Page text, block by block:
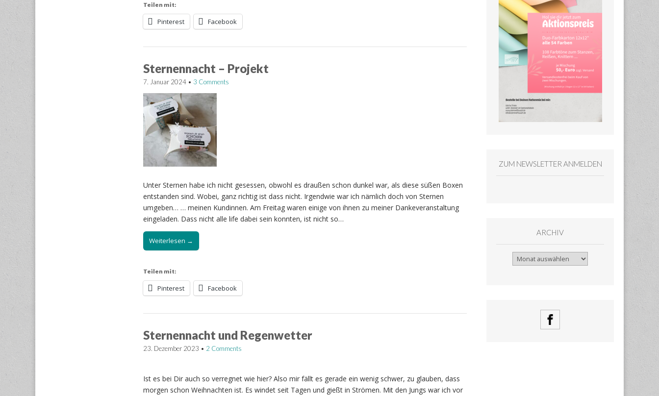
Teilen mit:
Pinterest Facebook
Sternennacht – Projekt
7. Januar 2024• 3 Comments
Unter Sternen habe ich nicht gesessen, obwohl es draußen schon dunkel war, als diese süßen Boxen
entstanden sind. Wobei, ganz richtig ist dass nicht. Irgendwie war ich nämlich doch von Sternen
umgeben… … meinen Kundinnen. Am Freitag waren einige von ihnen zu meiner Dankeveranstaltung
eingeladen. Dass nicht alle life dabei sein konnten, ist nicht so…
Weiterlesen →
Teilen mit:
Pinterest Facebook
Sternennacht und Regenwetter
23. Dezember 2023 • 2 Comments
Ist es bei Dir auch so verregnet wie hier? Also mir fällt es gerade ein wenig schwer, zu glauben, dass
morgen schon Weihnachten ist. Es windet seit Tagen und gießt in Strömen. Mit den Jungs war ich vor
ZUM NEWSLETTER ANMELDEN
ARCHIV
Archiv